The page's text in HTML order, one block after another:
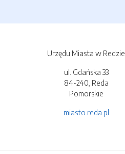
Urzędu Miasta w Redzie
ul. Gdańska 33
84-240, Reda
Pomorskie
miasto.reda.pl